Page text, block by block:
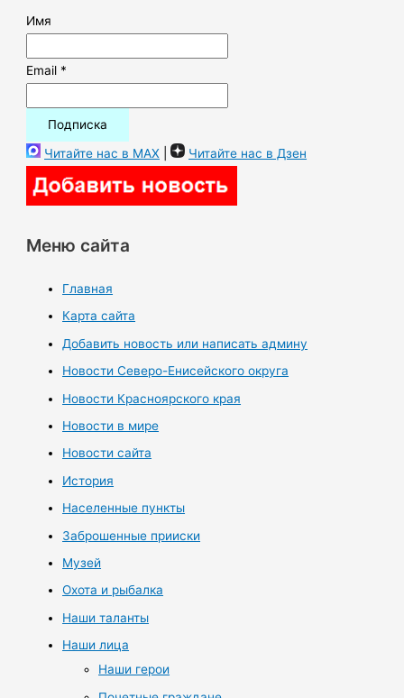
Имя
Email *
Читайте нас в MAX | Читайте нас в Дзен
Меню сайта
Главная
Карта сайта
Добавить новость или написать админу
Новости Северо-Енисейского округа
Новости Красноярского края
Новости в мире
Новости сайта
История
Населенные пункты
Заброшенные прииски
Музей
Охота и рыбалка
Наши таланты
Наши лица
Наши герои